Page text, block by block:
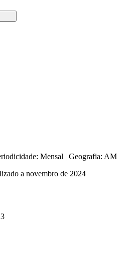
: Mensal | Geografia: AM
a novembro de 2024